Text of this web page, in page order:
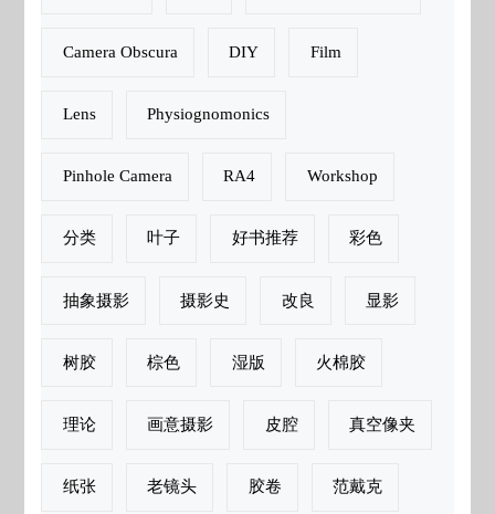
Camera Obscura DIY Film
Lens Physiognomonics
Pinhole Camera RA4 Workshop
分类 叶子 好书推荐 彩色
抽象摄影 摄影史 改良 显影
树胶 棕色 湿版 火棉胶
理论 画意摄影 皮腔 真空像夹
纸张 老镜头 胶卷 范戴克